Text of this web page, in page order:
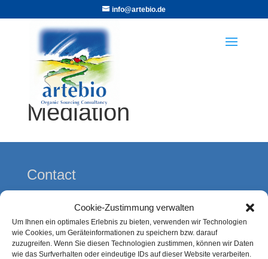
Cookie-Zustimmung verwalten
Um Ihnen ein optimales Erlebnis zu bieten, verwenden wir Technologien
wie Cookies, um Geräteinformationen zu speichern bzw. darauf
zuzugreifen. Wenn Sie diesen Technologien zustimmen, können wir Daten
wie das Surfverhalten oder eindeutige IDs auf dieser Website verarbeiten.
info@artebio.de
Mediation
Contact
Kolberger Straße 7
21339 Lüneburg